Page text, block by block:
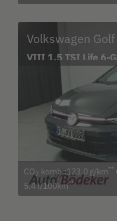
Volkswagen Golf
VIII 1.5 TSI Life 6-
Bluetooth Navi LED
CO2 komb.:123.0 g/km**
5.4 l/100km**